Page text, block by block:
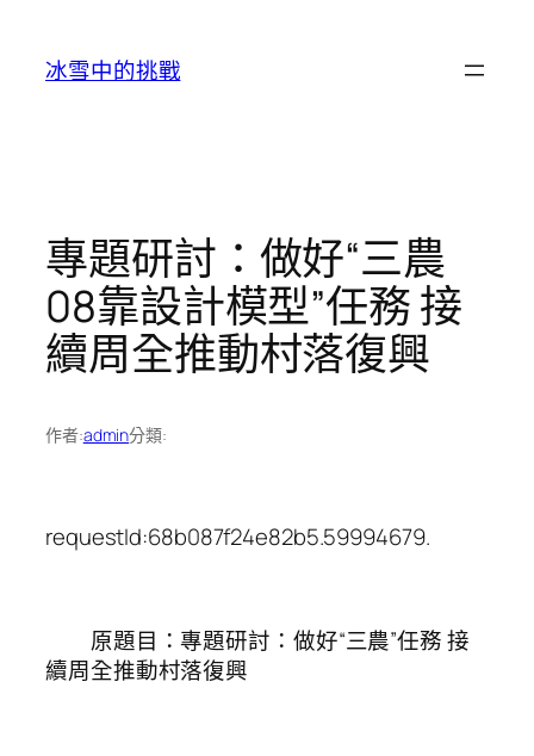
冰雪中的挑戰
專題研討：做好“三農
08靠設計模型”任務 接
續周全推動村落復興
作者:admin分類:
requestId:68b087f24e82b5.59994679.
原題目：專題研討：做好“三農”任務 接
續周全推動村落復興